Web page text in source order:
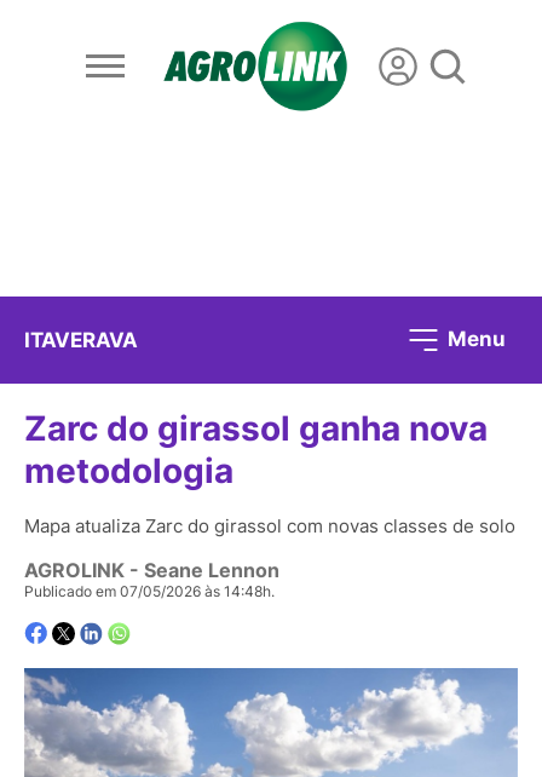
ITAVERAVA Menu
Zarc do girassol ganha nova
metodologia
Mapa atualiza Zarc do girassol com novas classes de solo
AGROLINK - Seane Lennon
Publicado em 07/05/2026 às 14:48h.